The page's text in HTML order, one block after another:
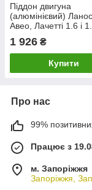
Піддон двигуна
(алюмінієвий)
Авео, Лачетті 1.6 і
1 926 ₴
Купити
Про нас
99%
Працює з
м. Запоріжжя
Запоріжжя,